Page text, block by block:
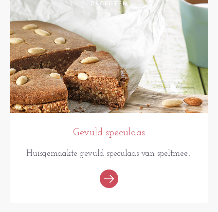
RECEPTEN
Gevuld speculaas
Huisgemaakte gevuld speculaas van speltmee...